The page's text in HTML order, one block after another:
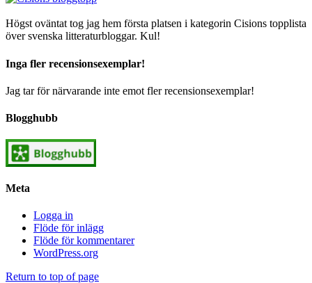
Högst oväntat tog jag hem första platsen i kategorin Cisions topplista
över svenska litteraturbloggar. Kul!
Inga fler recensionsexemplar!
Jag tar för närvarande inte emot fler recensionsexemplar!
Blogghubb
Meta
Logga in
Flöde för inlägg
Flöde för kommentarer
WordPress.org
Return to top of page